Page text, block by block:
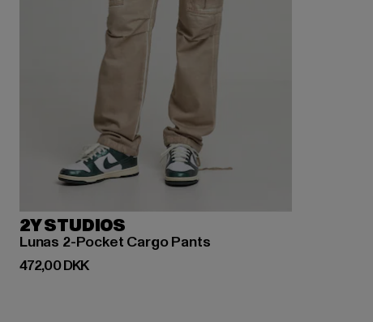
2Y STUDIOS
Lunas 2-Pocket Cargo Pants
472,00 DKK
Nuværende pris: 472,00 DKK